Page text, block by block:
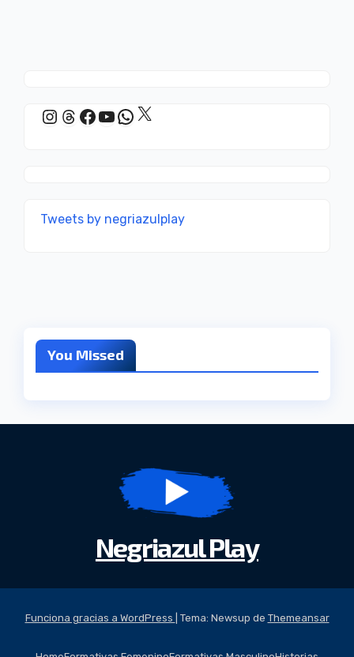
Instagram
Threads
Facebook
YouTube
WhatsApp
X
Tweets by negriazulplay
You Missed
Negriazul Play
Funciona gracias a WordPress Tema: Newsup de Themeansar